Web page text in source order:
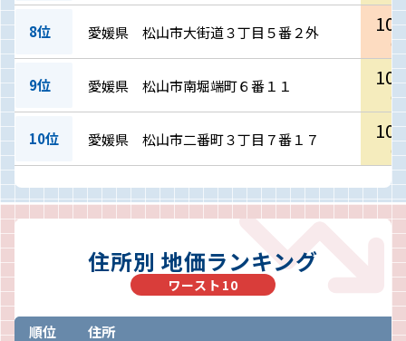
8位 愛媛県 松山市大街道３丁目５番２外
(
9位 愛媛県 松山市南堀端町６番１１
(
10位 愛媛県 松山市二番町３丁目７番１７
(
住所別 地価ランキング
ワースト10
順位 住所